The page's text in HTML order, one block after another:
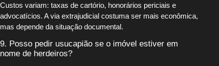
Custos variam: taxas de cartório, honorários periciais e
advocatícios. A via extrajudicial costuma ser mais econômica,
mas depende da situação documental.
9. Posso pedir usucapião se o imóvel estiver em
nome de herdeiros?